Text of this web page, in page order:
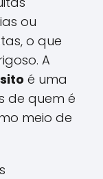
ou
o que
A
é uma
de quem é
meio de